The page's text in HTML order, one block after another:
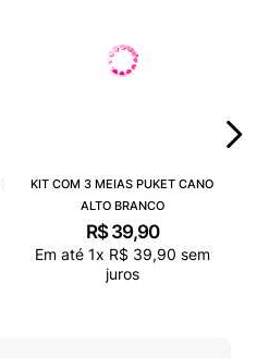
KIT COM 3 MEIAS PUKET CANO
ALTO BRANCO
R$ 39,90
Em até 1x R$ 39,90 sem
juros